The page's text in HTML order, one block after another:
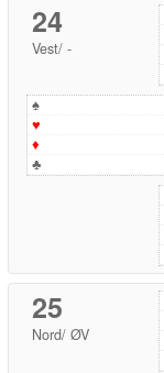
24
Vest/ -
♠
♥
♦
♣
25
Nord/ ØV